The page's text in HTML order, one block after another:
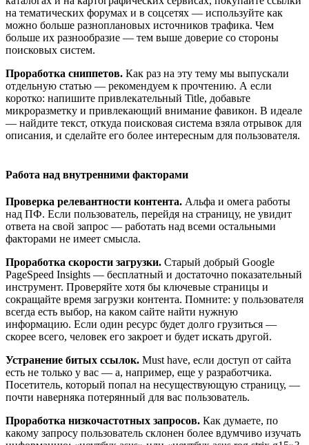
на тематических форумах и в соцсетях — используйте как
можно больше разноплановых источников трафика. Чем
больше их разнообразие — тем выше доверие со стороны
поисковых систем.
Проработка сниппетов. Как раз на эту тему мы выпускали
отдельную статью — рекомендуем к прочтению. А если
коротко: напишите привлекательный Title, добавьте
микроразметку и привлекающий внимание фавикон. В идеале
— найдите текст, откуда поисковая система взяла отрывок для
описания, и сделайте его более интересным для пользователя.
Работа над внутренними факторами
Проверка релевантности контента. Альфа и омега работы
над ПФ. Если пользователь, перейдя на страницу, не увидит
ответа на свой запрос — работать над всеми остальными
факторами не имеет смысла.
Проработка скорости загрузки. Старый добрый Google
PageSpeed Insights — бесплатный и достаточно показательный
инструмент. Проверяйте хотя бы ключевые страницы и
сокращайте время загрузки контента. Помните: у пользователя
всегда есть выбор, на каком сайте найти нужную
информацию. Если один ресурс будет долго грузиться —
скорее всего, человек его закроет и будет искать другой.
Устранение битых ссылок. Must have, если доступ от сайта
есть не только у вас — а, например, еще у разработчика.
Посетитель, который попал на несуществующую страницу, —
почти наверняка потерянный для вас пользователь.
Проработка низкочастотных запросов. Как думаете, по
какому запросу пользователь склонен более вдумчиво изучать